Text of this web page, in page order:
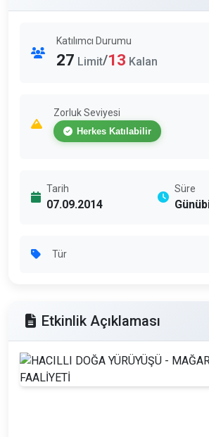
Katılımcı Durumu
27 Limit/13 Kalan
Zorluk Seviyesi
Herkes Katılabilir
Tarih
07.09.2014
Süre
Tür
Etkinlik Açıklaması